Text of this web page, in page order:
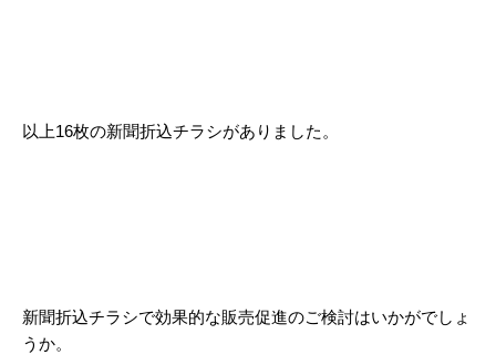
2023/05
以上16枚の新聞折込チラシがありました。
新聞折込チラシで効果的な販売促進のご検討はいかがでしょ
うか。